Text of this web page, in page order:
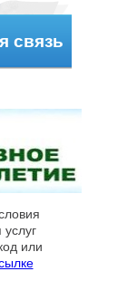
связь
или